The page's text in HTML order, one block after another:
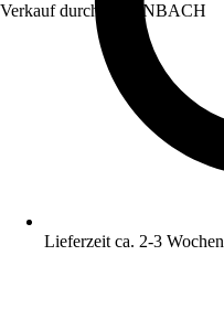
Verkauf durch: HORNBACH
Lieferzeit ca. 2-3 Wochen